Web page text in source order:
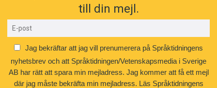
till din mejl.
Jag bekräftar att jag vill prenumerera på Språktidningens
nyhetsbrev och att Språktidningen/Vetenskapsmedia i Sverige
AB har rätt att spara min mejladress. Jag kommer att få ett mejl
där jag måste bekräfta min mejladress. Läs Språktidningens